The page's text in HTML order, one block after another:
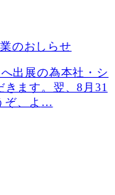
のおしらせ
出展の為本社・シ
ます。翌、8月31
ぞ、よ …